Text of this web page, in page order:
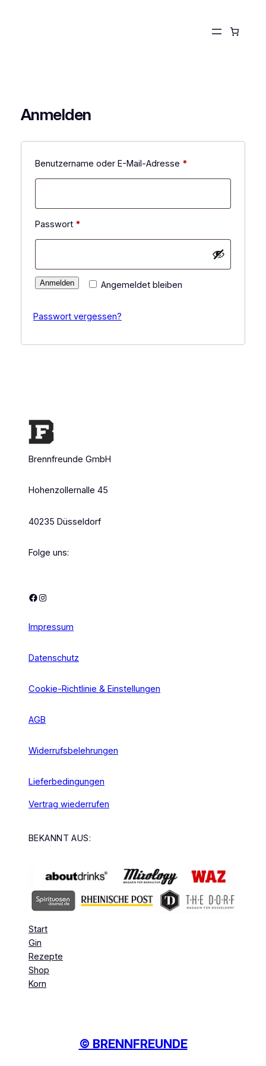
Anmelden
Benutzername oder E-Mail-Adresse *Erforderlich
Passwort *Erforderlich
Angemeldet bleiben
Anmelden
Passwort vergessen?
Brennfreunde GmbH
Hohenzollernalle 45
40235 Düsseldorf
Folge uns:
Facebook Instagram
Impressum
Datenschutz
Cookie-Richtlinie & Einstellungen
AGB
Widerrufsbelehrungen
Lieferbedingungen
Vertrag wiederrufen
BEKANNT AUS:
Start
Gin
Rezepte
Shop
Korn
© BRENNFREUNDE